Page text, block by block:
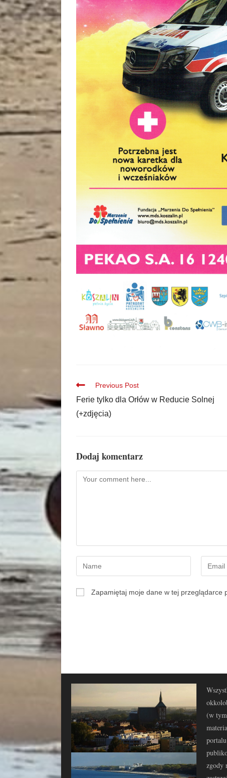
Previous Post
Ferie tylko dla Orłów w Reducie Solnej
(+zdjęcia)
Dodaj komentarz
Zapamiętaj moje dane w tej przeglądarce
(w
zgody